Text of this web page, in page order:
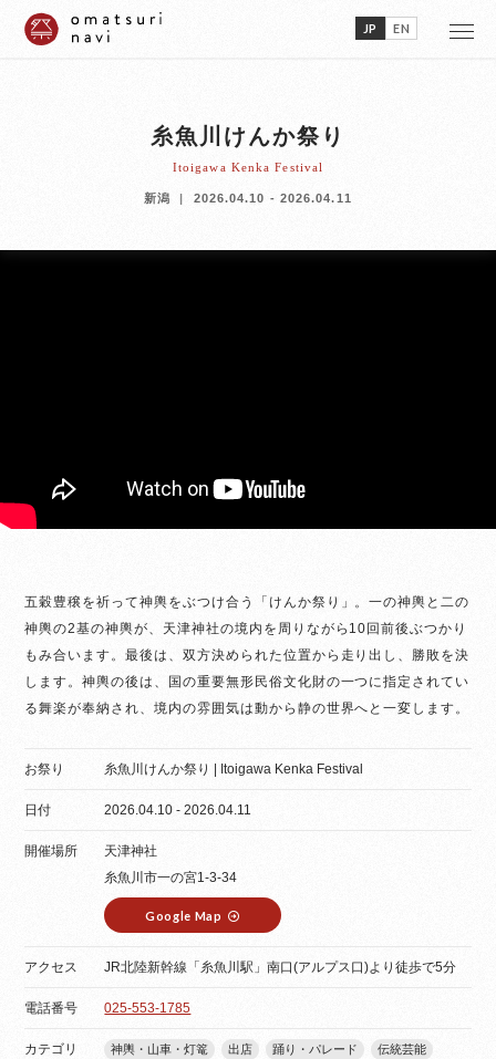
JP EN
糸魚川けんか祭り
Itoigawa Kenka Festival
新潟 2026.04.10 - 2026.04.11
五穀豊穣を祈って神輿をぶつけ合う「けんか祭り」。一の神輿と二の
神輿の2基の神輿が、天津神社の境内を周りながら10回前後ぶつかり
もみ合います。最後は、双方決められた位置から走り出し、勝敗を決
します。神輿の後は、国の重要無形民俗文化財の一つに指定されてい
る舞楽が奉納され、境内の雰囲気は動から静の世界へと一変します。
お祭り 糸魚川けんか祭り | Itoigawa Kenka Festival
日付 2026.04.10 - 2026.04.11
開催場所
天津神社
糸魚川市一の宮1-3-34
Google Map
アクセス JR北陸新幹線「糸魚川駅」南口(アルプス口)より徒歩で5分
電話番号 025-553-1785
カテゴリ 神輿・山車・灯篭 出店 踊り・パレード 伝統芸能